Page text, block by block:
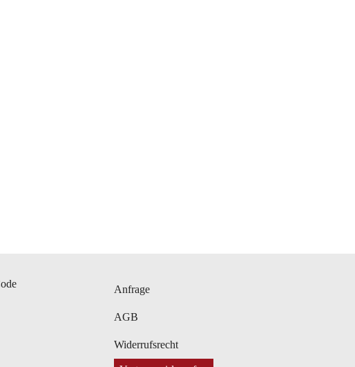
Navigation
Anfrage
AGB
Widerrufsrecht